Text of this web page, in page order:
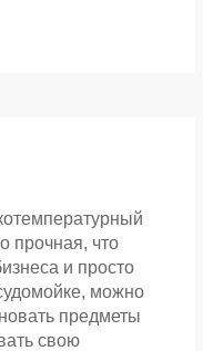
прочная, что
и просто
можно
предметы
свою